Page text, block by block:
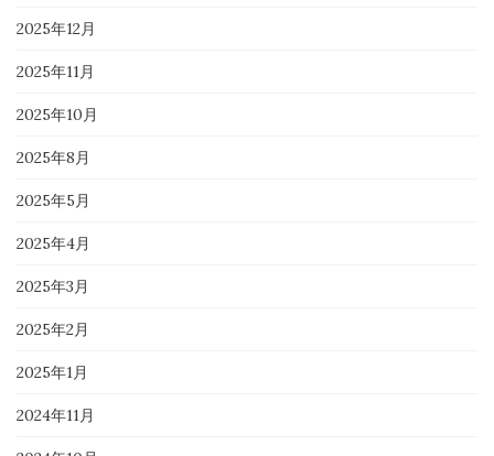
2025年12月
2025年11月
2025年10月
2025年8月
2025年5月
2025年4月
2025年3月
2025年2月
2025年1月
2024年11月